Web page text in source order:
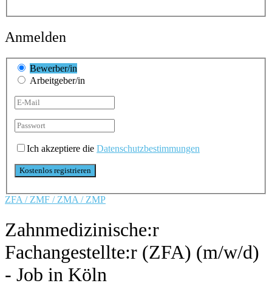
Anmelden
Bewerber/in
Arbeitgeber/in
Ich akzeptiere die Datenschutzbestimmungen
ZFA / ZMF / ZMA / ZMP
Zahnmedizinische:r
Fachangestellte:r (ZFA) (m/w/d)
- Job in Köln